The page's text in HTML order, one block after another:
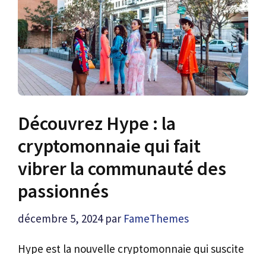
Découvrez Hype : la
cryptomonnaie qui fait
vibrer la communauté des
passionnés
décembre 5, 2024 par FameThemes
Hype est la nouvelle cryptomonnaie qui suscite